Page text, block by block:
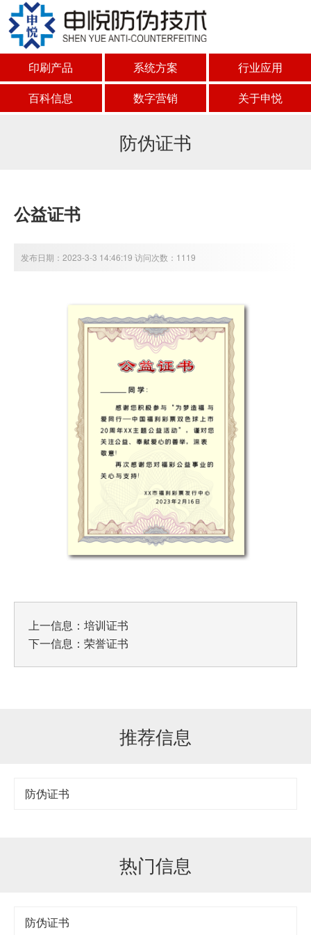
印刷产品 系统方案
行业应用
百科信息
数字营销 关于申悦
防伪证书
公益证书
发布日期：2023-3-3 14:46:19 访问次数：1119
上一信息： 培训证书
下一信息： 荣誉证书
推荐信息
防伪证书
热门信息
防伪证书